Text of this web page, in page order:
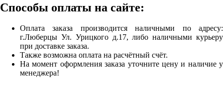
Способы оплаты на сайте:
Оплата заказа производится наличными по адресу:
г.Люберцы Ул. Урицкого д.17, либо наличными курьеру
при доставке заказа.
Также возможна оплата на расчётный счёт.
На момент оформления заказа уточните цену и наличие у
менеджера!